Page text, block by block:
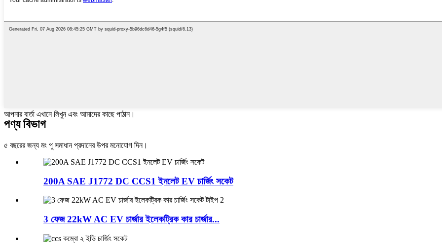
আপনার বার্তা এখানে লিখুন এবং আমাদের কাছে পাঠান।
পণ্য বিভাগ
৫ বছরের জন্য মং পু সমাধান প্রদানের উপর মনোযোগ দিন।
200A SAE J1772 DC CCS1 ইনলেট EV চার্জিং সকেট
3 ফেজ 22kW AC EV চার্জার ইলেকট্রিক কার চার্জার...